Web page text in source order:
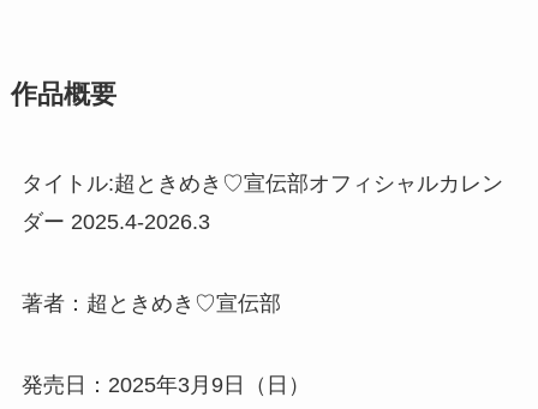
作品概要
タイトル:超ときめき♡宣伝部オフィシャルカレン
ダー 2025.4-2026.3
著者：超ときめき♡宣伝部
発売日：2025年3月9日（日）